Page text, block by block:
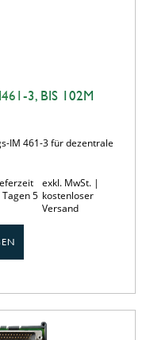
3, BIS 102M
IM 461-3 für dezentrale
Tagen 5
exkl. MwSt. |
kostenloser
Versand